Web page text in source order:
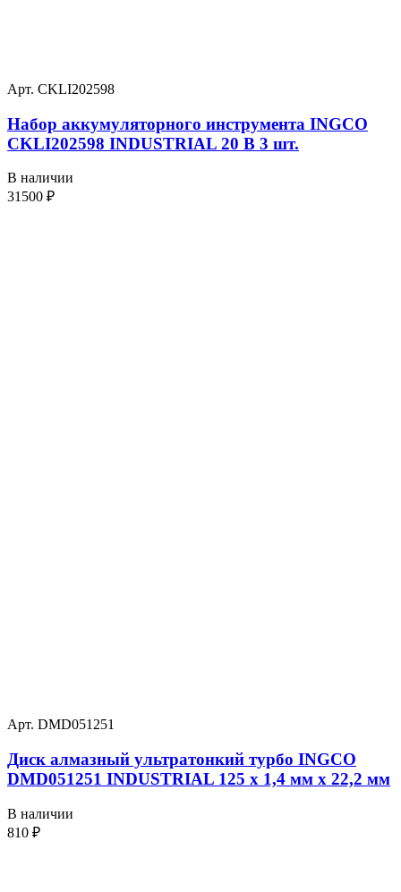
Арт. CKLI202598
Набор аккумуляторного инструмента INGCO
CKLI202598 INDUSTRIAL 20 В 3 шт.
В наличии
31500 ₽
Арт. DMD051251
Диск алмазный ультратонкий турбо INGCO
DMD051251 INDUSTRIAL 125 х 1,4 мм x 22,2 мм
В наличии
810 ₽